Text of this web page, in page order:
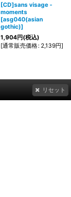
[CD]sans visage -
moments
[asg040(asian
gothic)]
1,904円(税込)
[通常販売価格: 2,139円]
リセット